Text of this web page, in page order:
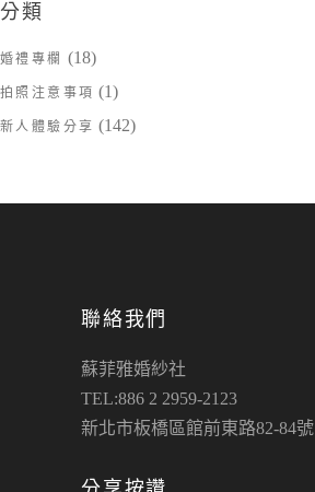
分類
婚禮專欄 (18)
拍照注意事項 (1)
新人體驗分享 (142)
聯絡我們
蘇菲雅婚紗社
TEL:886 2 2959-2123
新北市板橋區館前東路82-84號